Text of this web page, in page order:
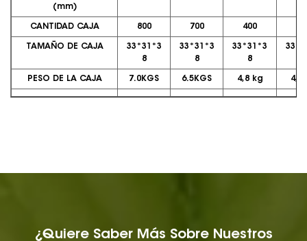
(mm)
CANTIDAD CAJA 800 700 400
TAMAÑO DE CAJA
33*31*3
8
33*31*3
8
33*31*3
8
PESO DE LA CAJA 7.0KGS 6.5KGS 4,8 kg 4,5
¿Quiere Saber Más Sobre Nuestros